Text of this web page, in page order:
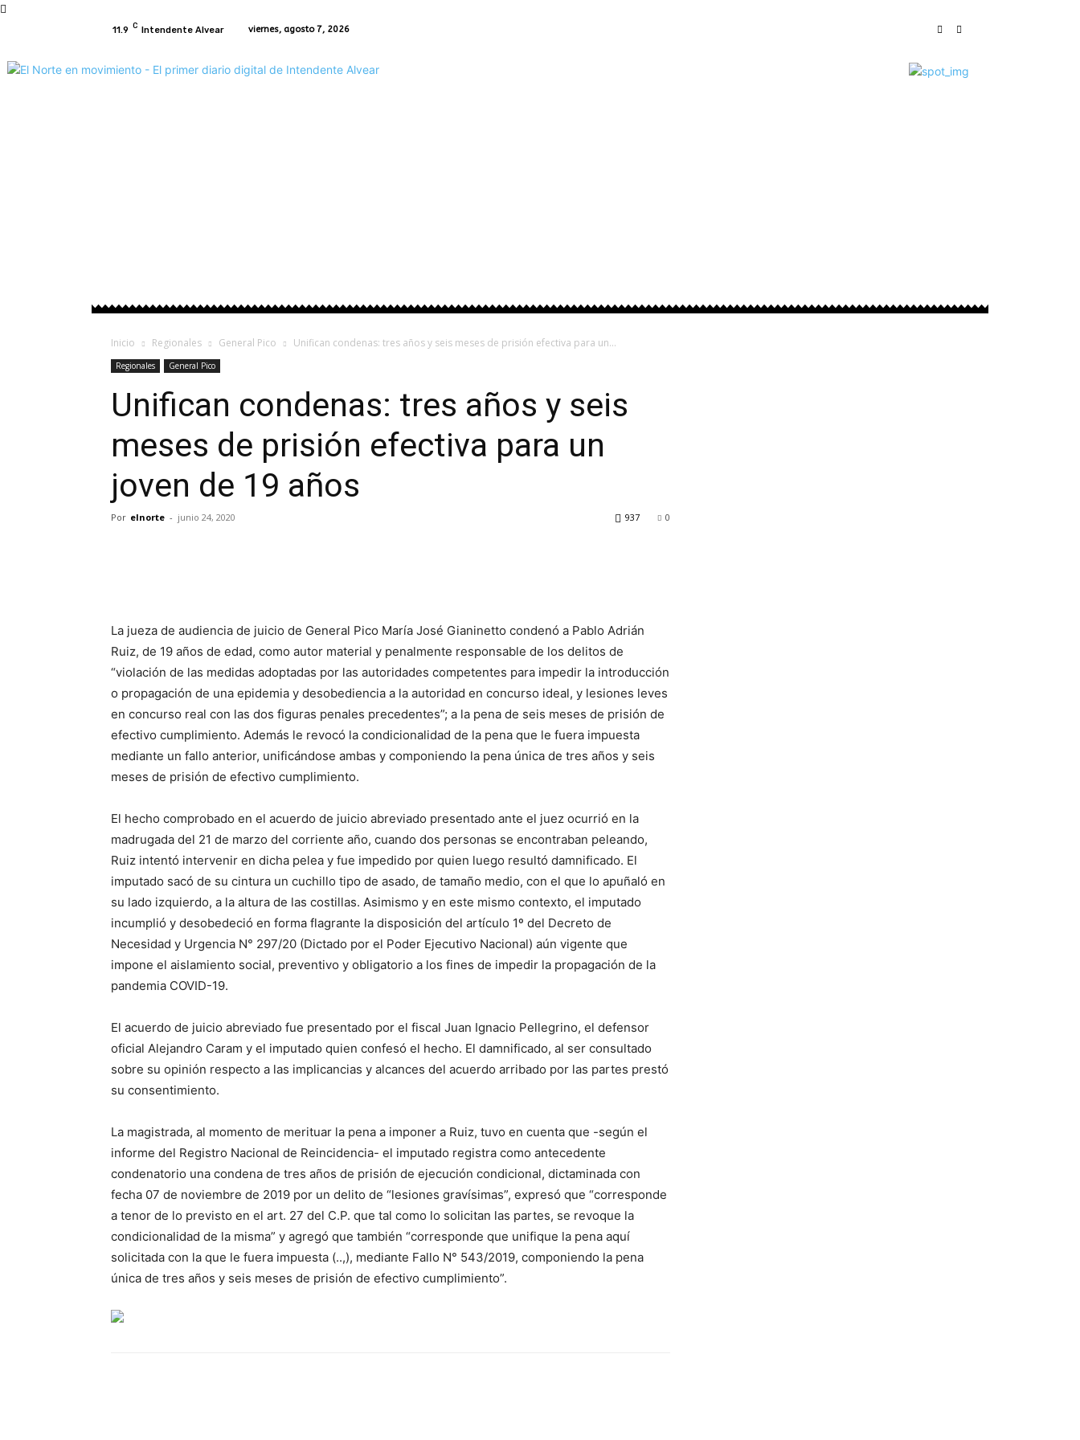
11.9 C Intendente Alvear viernes, agosto 7, 2026
Inicio Regionales General Pico Unifican condenas: tres años y seis meses de prisión efectiva para un...
Regionales General Pico
Unifican condenas: tres años y seis
meses de prisión efectiva para un
joven de 19 años
Por elnorte - junio 24, 2020 0
937
La jueza de audiencia de juicio de General Pico María José Gianinetto condenó a Pablo Adrián
Ruiz, de 19 años de edad, como autor material y penalmente responsable de los delitos de
“violación de las medidas adoptadas por las autoridades competentes para impedir la introducción
o propagación de una epidemia y desobediencia a la autoridad en concurso ideal, y lesiones leves
en concurso real con las dos figuras penales precedentes”; a la pena de seis meses de prisión de
efectivo cumplimiento. Además le revocó la condicionalidad de la pena que le fuera impuesta
mediante un fallo anterior, unificándose ambas y componiendo la pena única de tres años y seis
meses de prisión de efectivo cumplimiento.
El hecho comprobado en el acuerdo de juicio abreviado presentado ante el juez ocurrió en la
madrugada del 21 de marzo del corriente año, cuando dos personas se encontraban peleando,
Ruiz intentó intervenir en dicha pelea y fue impedido por quien luego resultó damnificado. El
imputado sacó de su cintura un cuchillo tipo de asado, de tamaño medio, con el que lo apuñaló en
su lado izquierdo, a la altura de las costillas. Asimismo y en este mismo contexto, el imputado
incumplió y desobedeció en forma flagrante la disposición del artículo 1º del Decreto de
Necesidad y Urgencia N° 297/20 (Dictado por el Poder Ejecutivo Nacional) aún vigente que
impone el aislamiento social, preventivo y obligatorio a los fines de impedir la propagación de la
pandemia COVID-19.
El acuerdo de juicio abreviado fue presentado por el fiscal Juan Ignacio Pellegrino, el defensor
oficial Alejandro Caram y el imputado quien confesó el hecho. El damnificado, al ser consultado
sobre su opinión respecto a las implicancias y alcances del acuerdo arribado por las partes prestó
su consentimiento.
La magistrada, al momento de merituar la pena a imponer a Ruiz, tuvo en cuenta que -según el
informe del Registro Nacional de Reincidencia- el imputado registra como antecedente
condenatorio una condena de tres años de prisión de ejecución condicional, dictaminada con
fecha 07 de noviembre de 2019 por un delito de “lesiones gravísimas”, expresó que “corresponde
a tenor de lo previsto en el art. 27 del C.P. que tal como lo solicitan las partes, se revoque la
condicionalidad de la misma” y agregó que también “corresponde que unifique la pena aquí
solicitada con la que le fuera impuesta (..,), mediante Fallo N° 543/2019, componiendo la pena
única de tres años y seis meses de prisión de efectivo cumplimiento”.